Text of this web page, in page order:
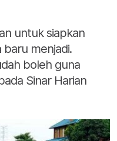
untuk siapkan
baru menjadi.
boleh guna
Sinar Harian